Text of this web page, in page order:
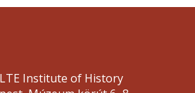
Institute of History